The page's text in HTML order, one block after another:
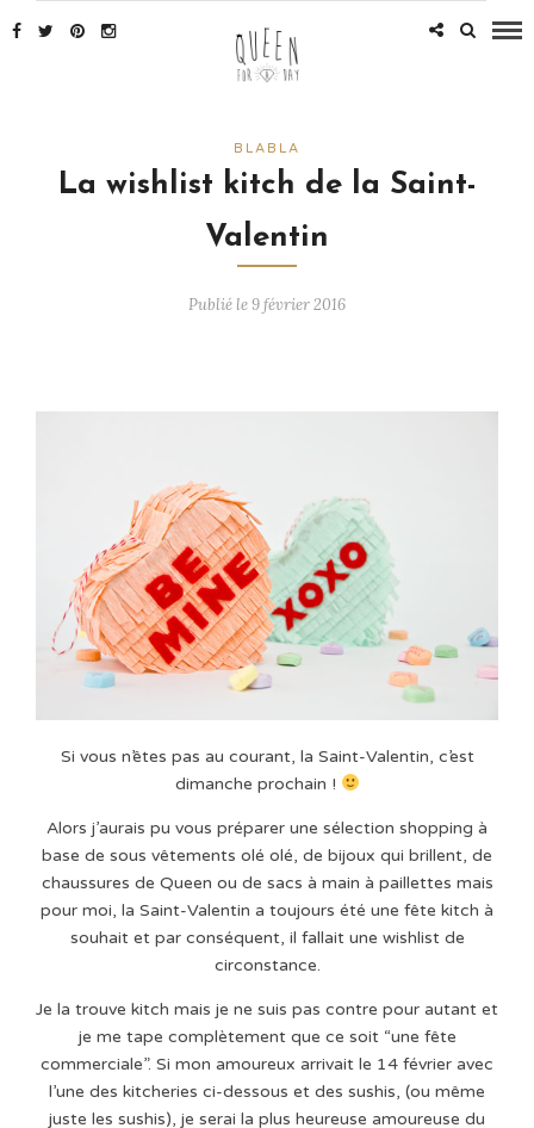
BLABLA
La wishlist kitch de la Saint-
Valentin
Publié le 9 février 2016
Si vous n’êtes pas au courant, la Saint-Valentin, c’est
dimanche prochain !
Alors j’aurais pu vous préparer une sélection shopping à
base de sous vêtements olé olé, de bijoux qui brillent, de
chaussures de Queen ou de sacs à main à paillettes mais
pour moi, la Saint-Valentin a toujours été une fête kitch à
souhait et par conséquent, il fallait une wishlist de
circonstance.
Je la trouve kitch mais je ne suis pas contre pour autant et
je me tape complètement que ce soit “une fête
commerciale”. Si mon amoureux arrivait le 14 février avec
l’une des kitcheries ci-dessous et des sushis, (ou même
juste les sushis), je serai la plus heureuse amoureuse du